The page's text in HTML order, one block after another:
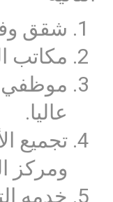
شقق
مكاتب
موظفي
عاليا.
تجميع
ومركز
خدمه